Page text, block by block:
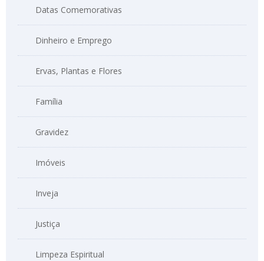
Datas Comemorativas
Dinheiro e Emprego
Ervas, Plantas e Flores
Família
Gravidez
Imóveis
Inveja
Justiça
Limpeza Espiritual